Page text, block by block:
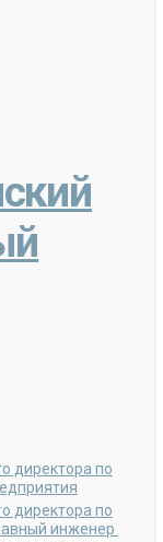
директора по
директора по
инженер